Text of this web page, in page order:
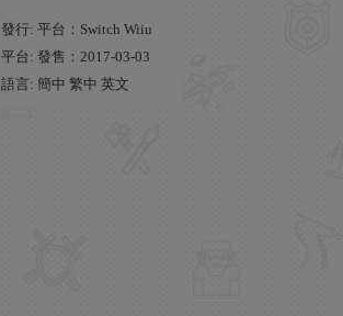
發行: 平台：Switch Wiiu
平台: 發售：2017-03-03
語言: 簡中 繁中 英文